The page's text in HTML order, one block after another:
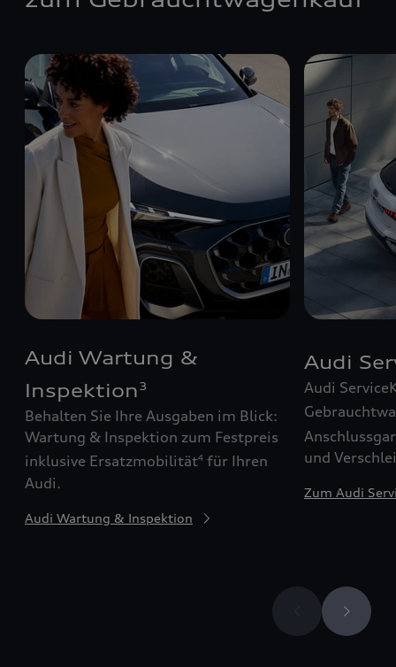
Audi Wartung &
Inspektion 3
Behalten Sie Ihre Ausgaben im Blick:
Wartung & Inspektion zum Festpreis
inklusive Ersatzmobilität4 für Ihren
Audi.
Audi Wartung & Inspektion
Audi
Audi
und
Zum Audi